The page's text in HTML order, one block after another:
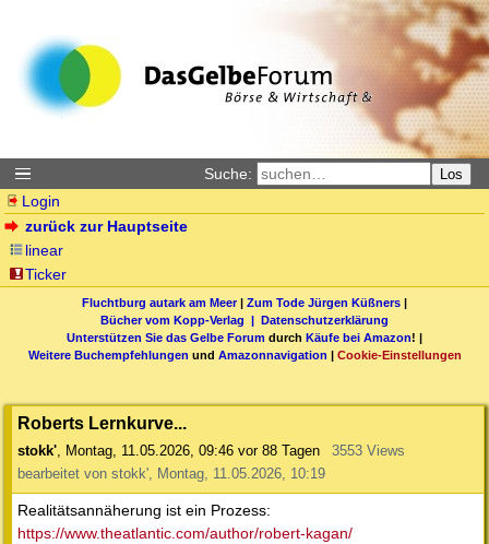
Suche: Los
Login
zurück zur Hauptseite
linear
Ticker
Fluchtburg autark am Meer| Zum Tode Jürgen Küßners |
Bücher vom Kopp-Verlag | Datenschutzerklärung
Unterstützen Sie das Gelbe Forum durch Käufe bei Amazon! |
Weitere Buchempfehlungen und Amazonnavigation | Cookie-Einstellungen
Roberts Lernkurve...
stokk', Montag, 11.05.2026, 09:46 vor 88 Tagen
3553 Views
bearbeitet von stokk', Montag, 11.05.2026, 10:19
Realitätsannäherung ist ein Prozess:
https://www.theatlantic.com/author/robert-kagan/